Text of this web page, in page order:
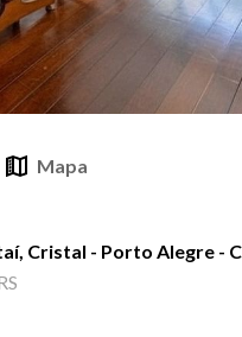
Mapa
Cristal - Porto Alegre -